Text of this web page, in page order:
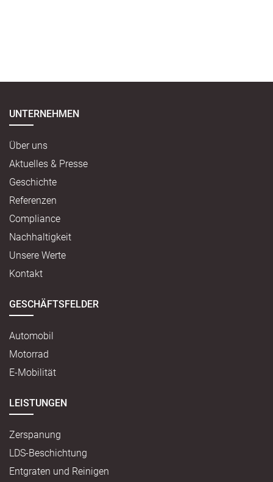
UNTERNEHMEN
Über uns
Aktuelles & Presse
Geschichte
Referenzen
Compliance
Nachhaltigkeit
Unsere Werte
Kontakt
GESCHÄFTSFELDER
Automobil
Motorrad
E-Mobilität
LEISTUNGEN
Zerspanung
LDS-Beschichtung
Entgraten und Reinigen